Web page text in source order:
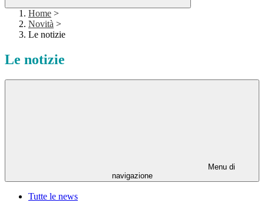
Home >
Novità >
Le notizie
Le notizie
Menu di
navigazione
Tutte le news